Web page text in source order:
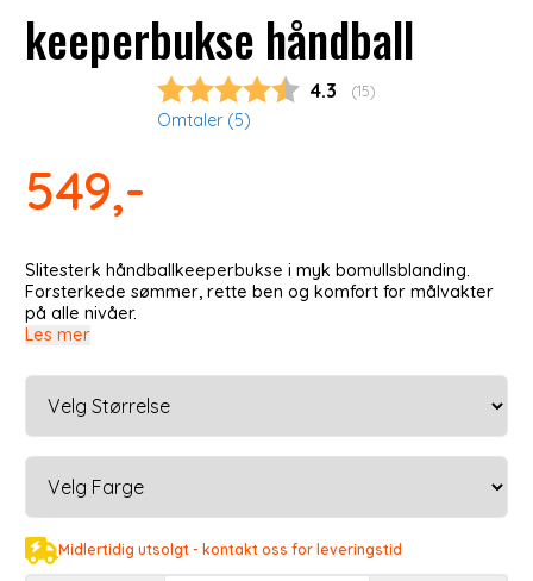
keeperbukse håndball
4.3 (stemmer:
15)
Omtaler (5)
549,-
Slitesterk håndballkeeperbukse i myk bomullsblanding.
Forsterkede sømmer, rette ben og komfort for målvakter
på alle nivåer.
Les mer
Midlertidig utsolgt - kontakt oss for leveringstid